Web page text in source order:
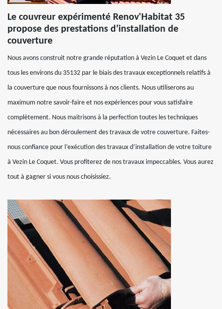
Le couvreur expérimenté Renov'Habitat 35
propose des prestations d’installation de
couverture
Nous avons construit notre grande réputation à Vezin Le Coquet et dans
tous les environs du 35132 par le biais des travaux exceptionnels relatifs à
la couverture que nous fournissons à nos clients. Nous utiliserons au
maximum notre savoir-faire et nos expériences pour vous satisfaire
complètement. Nous maitrisons à la perfection toutes les techniques
nécessaires au bon déroulement des travaux de votre couverture. Faites-
nous confiance pour l’exécution des travaux d’installation de votre toiture
à Vezin Le Coquet. Vous profiterez de nos travaux impeccables. Vous aurez
tout à gagner si vous nous choisissiez.